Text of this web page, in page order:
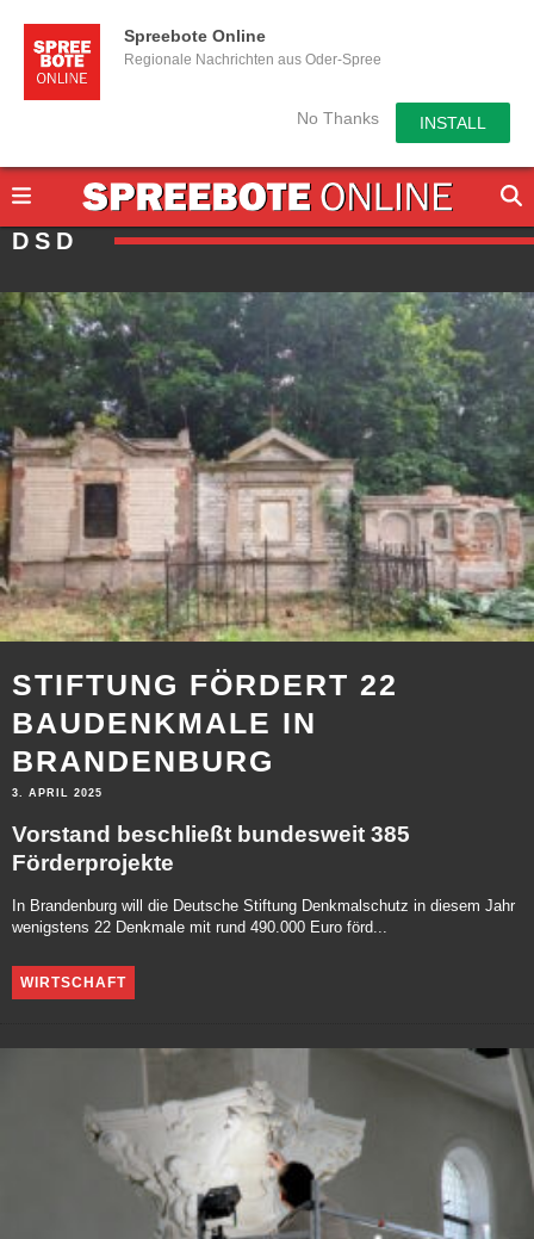
Spreebote Online
Regionale Nachrichten aus Oder-Spree
No Thanks INSTALL
DSD
STIFTUNG FÖRDERT 22
BAUDENKMALE IN
BRANDENBURG
3. APRIL 2025
Vorstand beschließt bundesweit 385
Förderprojekte
In Brandenburg will die Deutsche Stiftung Denkmalschutz in diesem Jahr
wenigstens 22 Denkmale mit rund 490.000 Euro förd...
WIRTSCHAFT